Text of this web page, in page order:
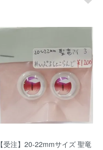
【受注】20-22mmサイズ 聖竜